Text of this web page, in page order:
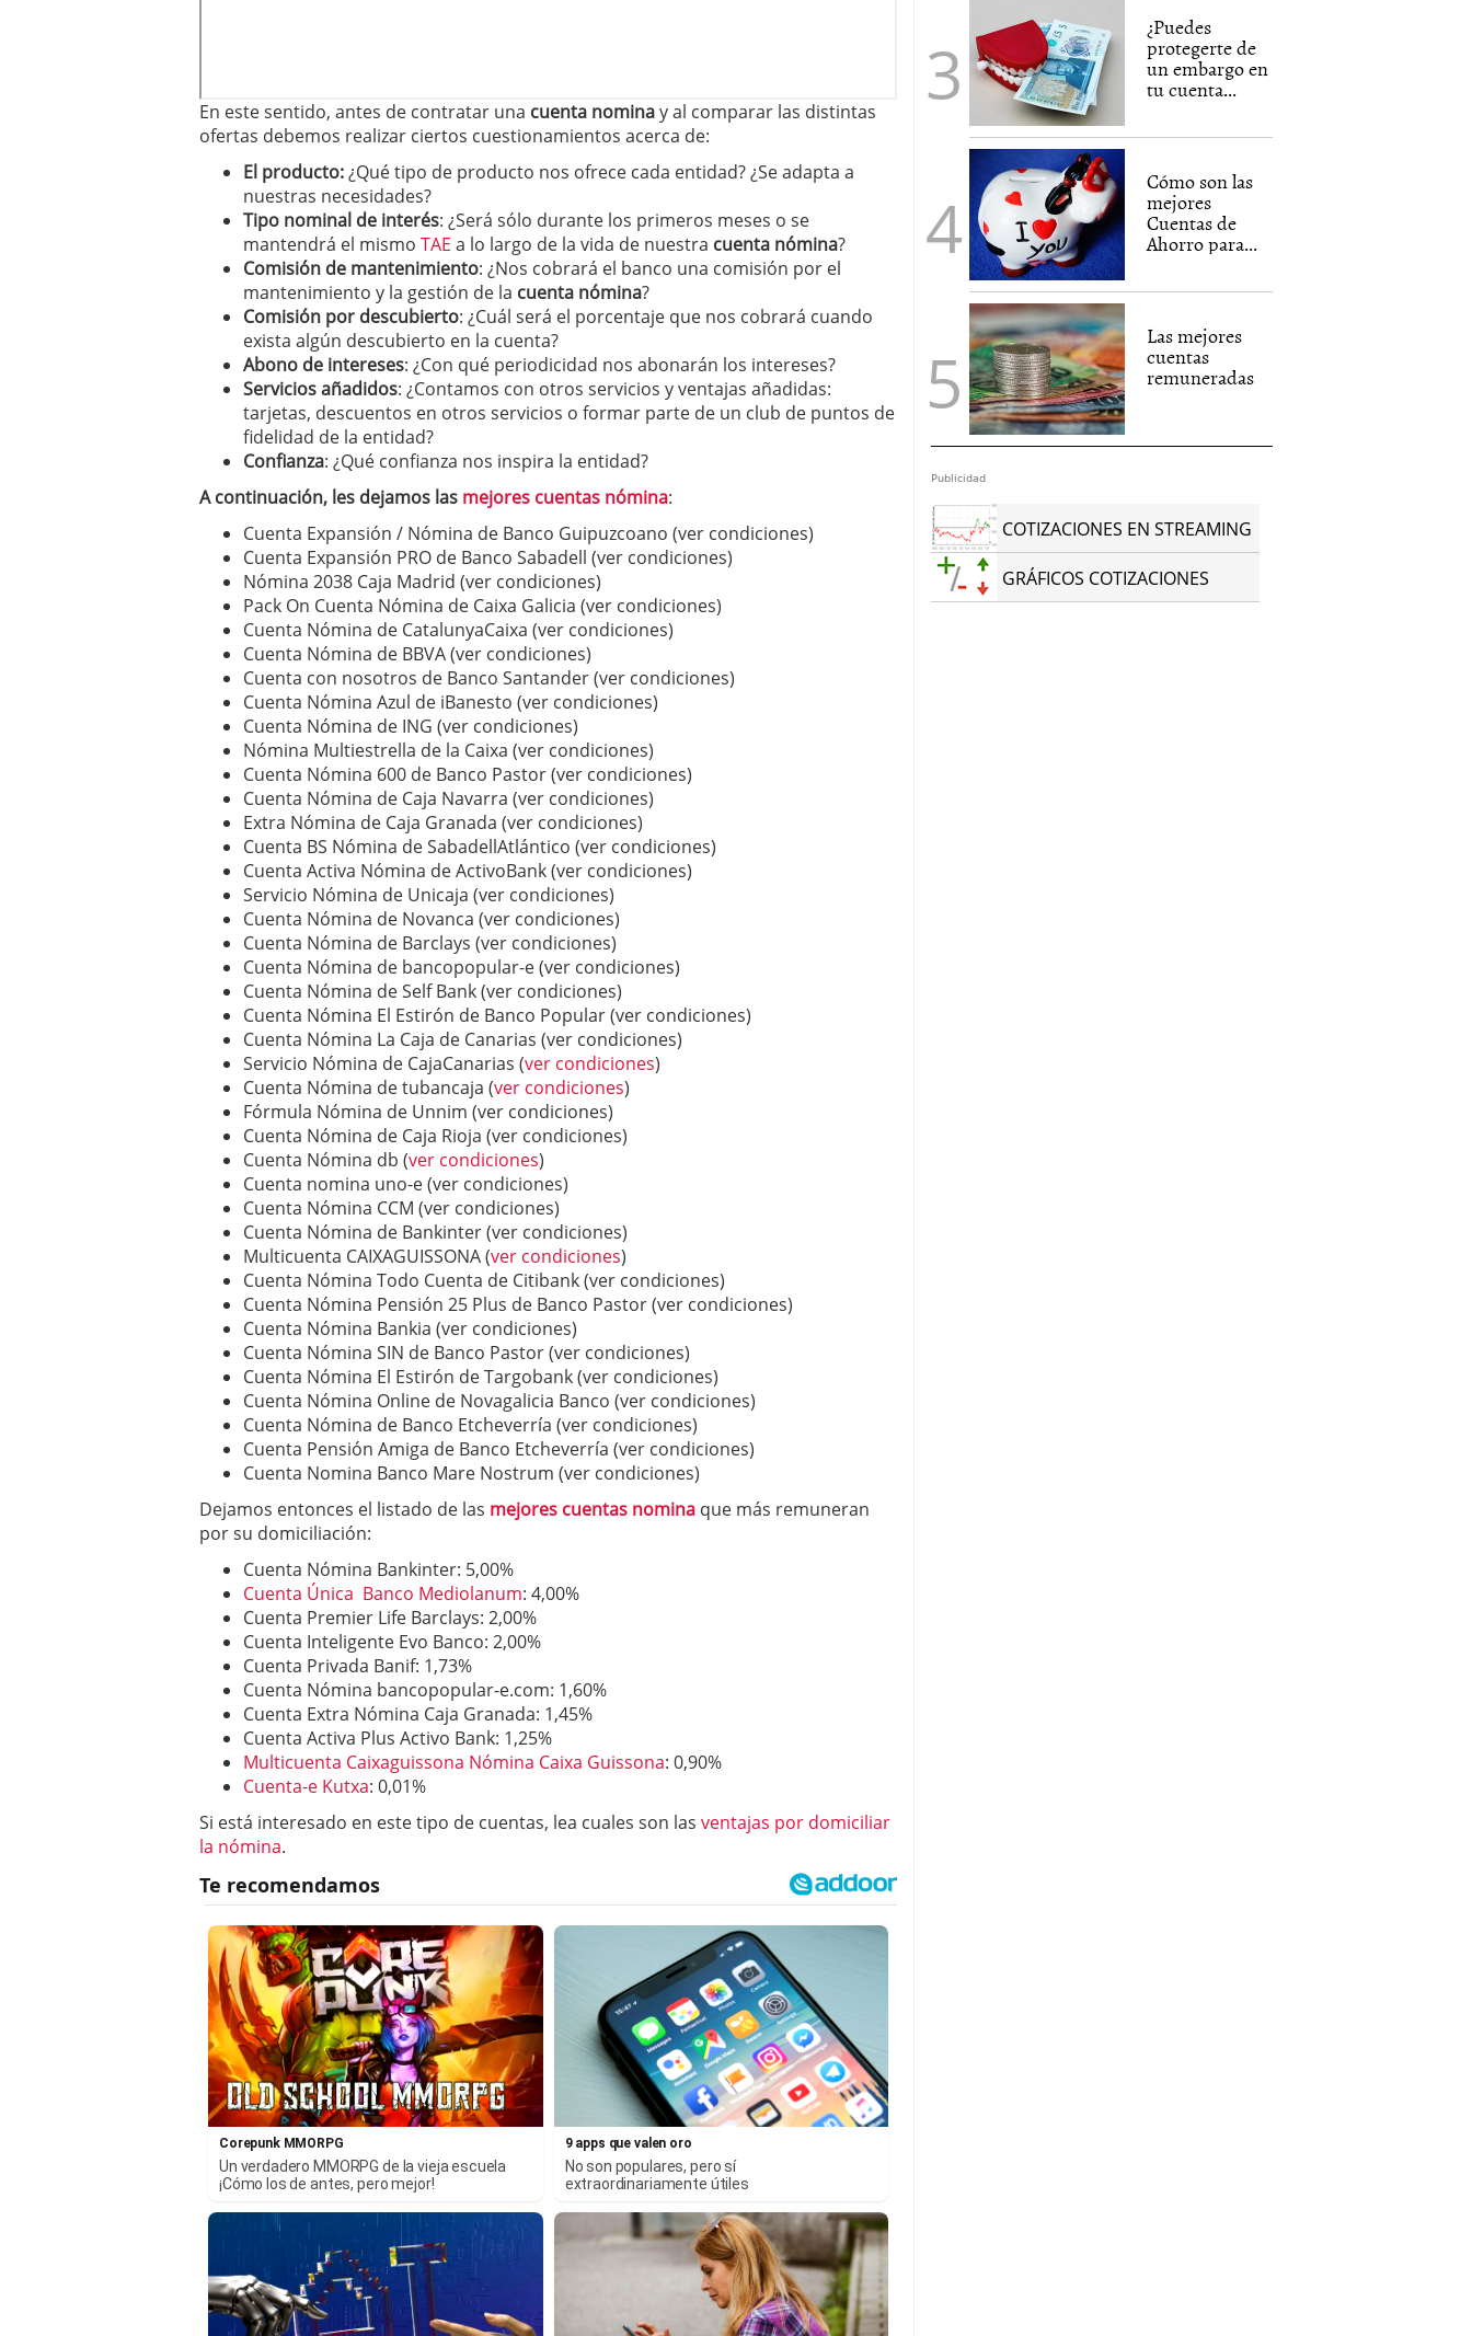
En este sentido, antes de contratar una cuenta nominay al comparar las distintas
ofertas debemos realizar ciertos cuestionamientos acerca de:
El producto:¿Qué tipo de producto nos ofrece cada entidad? ¿Se adapta a
nuestras necesidades?
Tipo nominal de interés: ¿Será sólo durante los primeros meses o se
mantendrá el mismo TAE a lo largo de la vida de nuestra cuenta nómina?
Comisión de mantenimiento: ¿Nos cobrará el banco una comisión por el
mantenimiento y la gestión de la cuenta nómina?
Comisión por descubierto: ¿Cuál será el porcentaje que nos cobrará cuando
exista algún descubierto en la cuenta?
Abono de intereses: ¿Con qué periodicidad nos abonarán los intereses?
Servicios añadidos: ¿Contamos con otros servicios y ventajas añadidas:
tarjetas, descuentos en otros servicios o formar parte de un club de puntos de
fidelidad de la entidad?
Confianza: ¿Qué confianza nos inspira la entidad?
A continuación, les dejamos las mejores cuentas nómina:
Cuenta Expansión / Nómina de Banco Guipuzcoano (ver condiciones)
Cuenta Expansión PRO de Banco Sabadell (ver condiciones)
Nómina 2038 Caja Madrid (ver condiciones)
Pack On Cuenta Nómina de Caixa Galicia (ver condiciones)
Cuenta Nómina de CatalunyaCaixa (ver condiciones)
Cuenta Nómina de BBVA (ver condiciones)
Cuenta con nosotros de Banco Santander (ver condiciones)
Cuenta Nómina Azul de iBanesto (ver condiciones)
Cuenta Nómina de ING (ver condiciones)
Nómina Multiestrella de la Caixa (ver condiciones)
Cuenta Nómina 600 de Banco Pastor (ver condiciones)
Cuenta Nómina de Caja Navarra (ver condiciones)
Extra Nómina de Caja Granada (ver condiciones)
Cuenta BS Nómina de SabadellAtlántico (ver condiciones)
Cuenta Activa Nómina de ActivoBank (ver condiciones)
Servicio Nómina de Unicaja (ver condiciones)
Cuenta Nómina de Novanca (ver condiciones)
Cuenta Nómina de Barclays (ver condiciones)
Cuenta Nómina de bancopopular-e (ver condiciones)
Cuenta Nómina de Self Bank (ver condiciones)
Cuenta Nómina El Estirón de Banco Popular (ver condiciones)
Cuenta Nómina La Caja de Canarias (ver condiciones)
Servicio Nómina de CajaCanarias (ver condiciones)
Cuenta Nómina de tubancaja (ver condiciones)
Fórmula Nómina de Unnim (ver condiciones)
Cuenta Nómina de Caja Rioja (ver condiciones)
Cuenta Nómina db (ver condiciones)
Cuenta nomina uno-e (ver condiciones)
Cuenta Nómina CCM (ver condiciones)
Cuenta Nómina de Bankinter (ver condiciones)
Multicuenta CAIXAGUISSONA (ver condiciones)
Cuenta Nómina Todo Cuenta de Citibank (ver condiciones)
Cuenta Nómina Pensión 25 Plus de Banco Pastor (ver condiciones)
Cuenta Nómina Bankia (ver condiciones)
Cuenta Nómina SIN de Banco Pastor (ver condiciones)
Cuenta Nómina El Estirón de Targobank (ver condiciones)
Cuenta Nómina Online de Novagalicia Banco (ver condiciones)
Cuenta Nómina de Banco Etcheverría (ver condiciones)
Cuenta Pensión Amiga de Banco Etcheverría (ver condiciones)
Cuenta Nomina Banco Mare Nostrum (ver condiciones)
Dejamos entonces el listado de las mejores cuentas nomina que más remuneran
por su domiciliación:
Cuenta Nómina Bankinter: 5,00%
Cuenta Única Banco Mediolanum: 4,00%
Cuenta Premier Life Barclays: 2,00%
Cuenta Inteligente Evo Banco: 2,00%
Cuenta Privada Banif: 1,73%
Cuenta Nómina bancopopular-e.com: 1,60%
Cuenta Extra Nómina Caja Granada: 1,45%
Cuenta Activa Plus Activo Bank: 1,25%
Multicuenta Caixaguissona Nómina Caixa Guissona: 0,90%
Cuenta-e Kutxa: 0,01%
Si está interesado en este tipo de cuentas, lea cuales son las ventajas por domiciliar
la nómina.
Corepunk MMORPG
Un verdadero MMORPG de la vieja escuela
¡Cómo los de antes, pero mejor!
9 apps que valen oro
No son populares, pero sí
extraordinariamente útiles
¿Puedes
protegerte de
un embargo en
tu cuenta...
Cómo son las
mejores
Cuentas de
Ahorro para...
Las mejores
cuentas
remuneradas
Publicidad
COTIZACIONES EN STREAMING
GRÁFICOS COTIZACIONES